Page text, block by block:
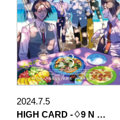
2024.7.5
HIGH CARD -♢9 N …